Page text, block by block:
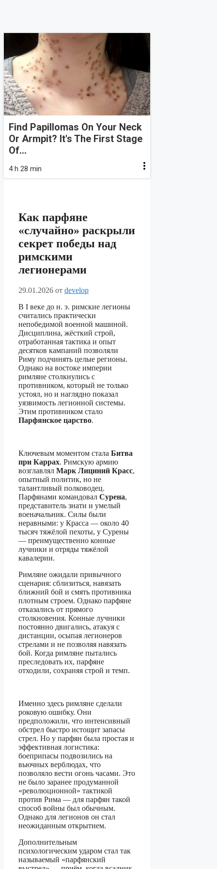
Find Papillomas On Your Neck
Or Armpit? It's The First Stage
Of...
4 h 28 min
Как парфяне
«случайно» раскрыли
секрет победы над
римскими
легионерами
29.01.2026 от develop
В I веке до н. э. римские легионы
считались практически
непобедимой военной машиной.
Дисциплина, жёсткий строй,
отработанная тактика и опыт
десятков кампаний позволяли
Риму подчинять целые регионы.
Однако на востоке империи
римляне столкнулись с
противником, который не только
устоял, но и наглядно показал
уязвимость легионной системы.
Этим противником стало
Парфянское царство.
Ключевым моментом стала Битва
при Каррах. Римскую армию
возглавлял Марк Лициний Красс,
опытный политик, но не
талантливый полководец.
Парфянами командовал Сурена,
представитель знати и умелый
военачальник. Силы были
неравными: у Красса — около 40
тысяч тяжёлой пехоты, у Сурены
— преимущественно конные
лучники и отряды тяжёлой
кавалерии.
Римляне ожидали привычного
сценария: сблизиться, навязать
ближний бой и смять противника
плотным строем. Однако парфяне
отказались от прямого
столкновения. Конные лучники
постоянно двигались, атакуя с
дистанции, осыпая легионеров
стрелами и не позволяя навязать
бой. Когда римляне пытались
преследовать их, парфяне
отходили, сохраняя строй и темп.
Именно здесь римляне сделали
роковую ошибку. Они
предположили, что интенсивный
обстрел быстро истощит запасы
стрел. Но у парфян была простая и
эффективная логистика:
боеприпасы подвозились на
вьючных верблюдах, что
позволяло вести огонь часами. Это
не было заранее продуманной
«революционной» тактикой
против Рима — для парфян такой
способ войны был обычным.
Однако для легионов он стал
неожиданным открытием.
Дополнительным
психологическим ударом стал так
называемый «парфянский